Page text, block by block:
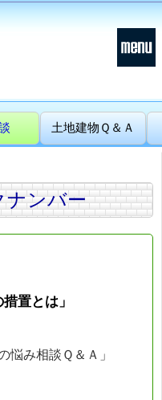
土地建物Ｑ＆Ａ
ナンバー
置とは」
悩み相談Ｑ＆Ａ」